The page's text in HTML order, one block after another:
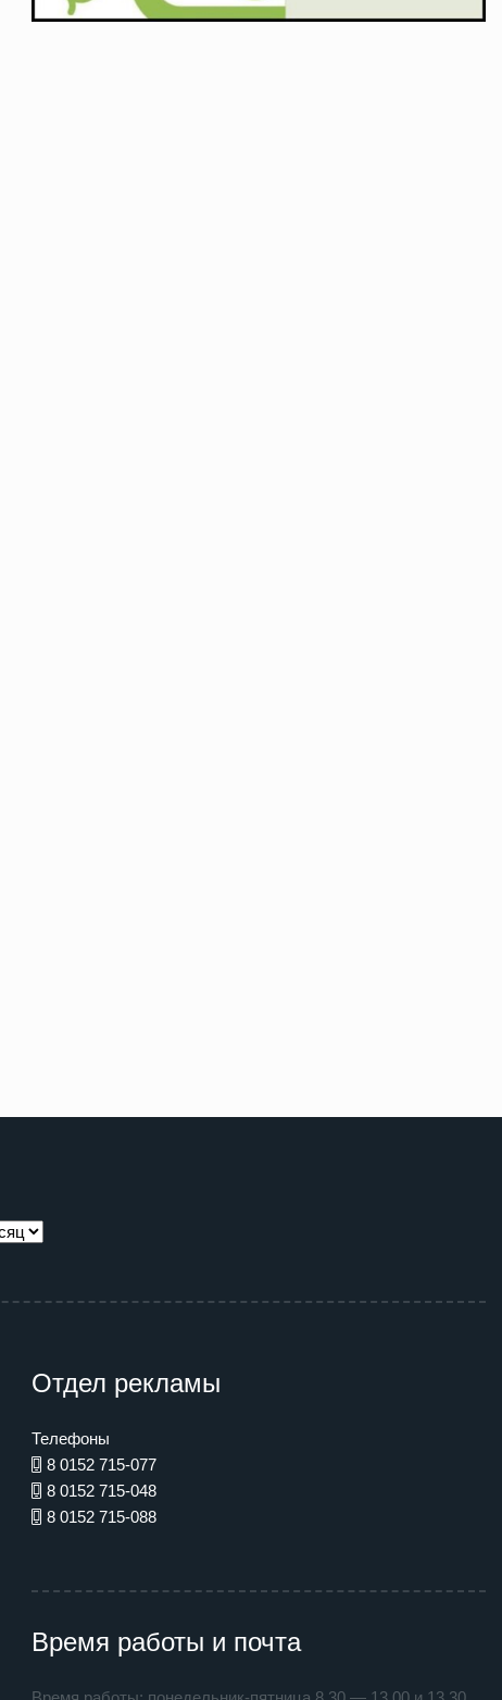
Отдел рекламы
Телефоны
8 0152 715-077
8 0152 715-048
8 0152 715-088
Время работы и почта